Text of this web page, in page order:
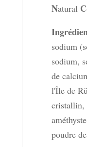
Natural C
sodium
sodium,
de
l'Île de
cristallin,
poudre